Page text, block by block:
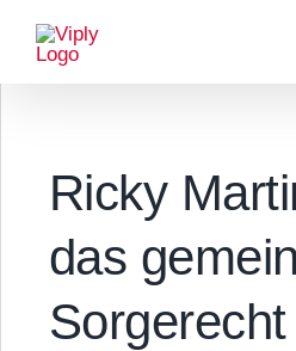
Inhalt
springen
Ricky
das
Sorgerecht